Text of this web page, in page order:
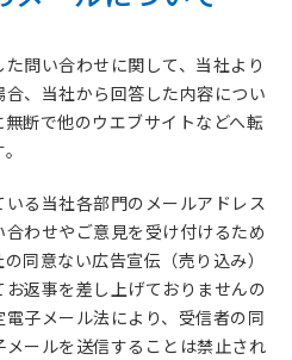
問い合わせに関して、当社より
、当社から回答した内容につい
断で他のウエブサイトなどへ転
る当社各部門のメールアドレス
わせやご意見を受け付けるため
同意ない広告宣伝（売り込み）
返事を差し上げておりませんの
子メール法により、受信者の同
ールを送信することは禁止され